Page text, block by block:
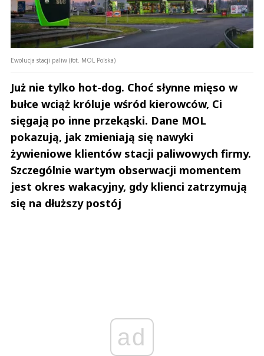
Ewolucja stacji paliw (fot. MOL Polska)
Już nie tylko hot-dog. Choć słynne mięso w
bułce wciąż króluje wśród kierowców, Ci
sięgają po inne przekąski. Dane MOL
pokazują, jak zmieniają się nawyki
żywieniowe klientów stacji paliwowych firmy.
Szczególnie wartym obserwacji momentem
jest okres wakacyjny, gdy klienci zatrzymują
się na dłuższy postój
ad